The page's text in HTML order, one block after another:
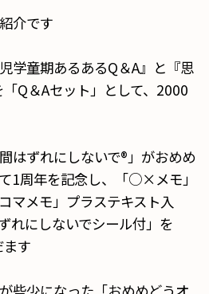
介です
学童期あるあるQ＆A』と『思
Q＆Aセット」として、2000
はずれにしないで®️」がおめめ
1周年を記念し、「○×メモ」
マメモ」プラステキスト入
れにしないでシール付」を
す